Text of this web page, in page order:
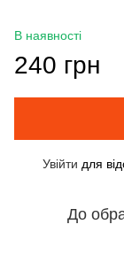
В наявності
240 грн
Увійти для
До